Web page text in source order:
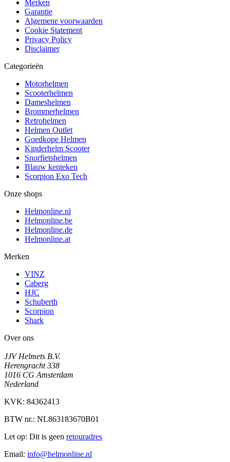
Merken
Garantie
Algemene voorwaarden
Cookie Statement
Privacy Policy
Disclaimer
Categorieën
Motorhelmen
Scooterhelmen
Dameshelmen
Brommerhelmen
Retrohelmen
Helmen Outlet
Goedkope Helmen
Kinderhelm Scooter
Snorfietshelmen
Blauw kenteken
Scorpion Exo Tech
Onze shops
Helmonline.nl
Helmonline.be
Helmonline.de
Helmonline.at
Merken
VINZ
Caberg
HJC
Schuberth
Scorpion
Shark
Over ons
JJV Helmets B.V.
Herengracht 338
1016 CG Amsterdam
Nederland
KVK: 84362413
BTW nr.: NL863183670B01
Let op: Dit is geen retouradres
Email: info@helmonline.nl